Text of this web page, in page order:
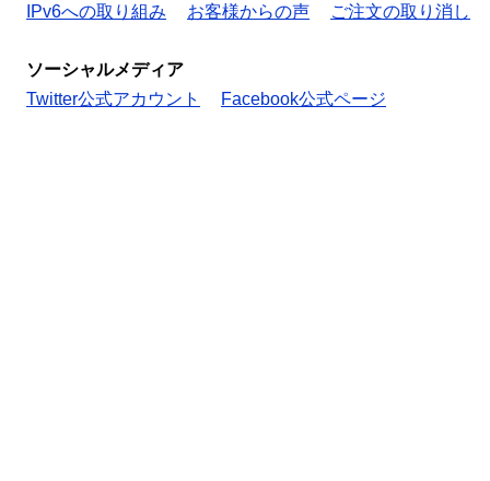
IPv6への取り組み
お客様からの声 ご注文の取り消し
ソーシャルメディア
Twitter公式アカウント
Facebook公式ページ